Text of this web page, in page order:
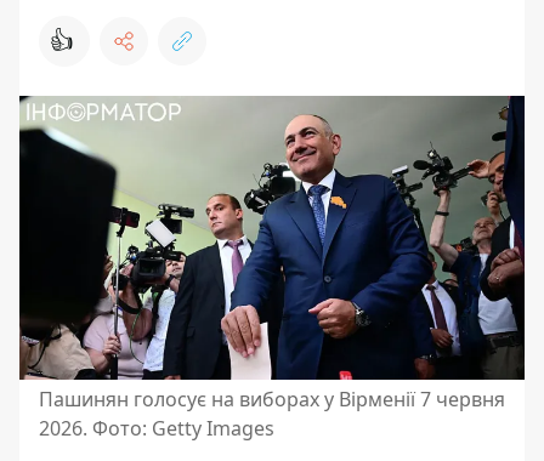
👍
Пашинян голосує на виборах у Вірменії 7 червня
2026. Фото: Getty Images